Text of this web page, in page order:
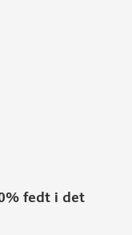
fedt i det